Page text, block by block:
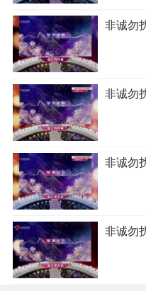
非诚勿
非诚勿
非诚勿
非诚勿